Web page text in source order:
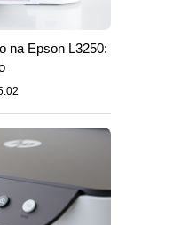
na Epson L3250: